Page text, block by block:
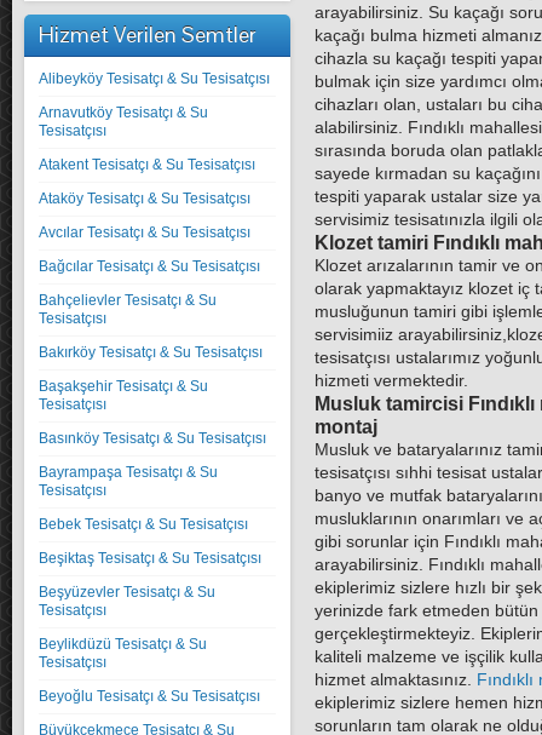
Hizmet Verilen Semtler
Alibeyköy Tesisatçı & Su Tesisatçısı
Arnavutköy Tesisatçı & Su
Tesisatçısı
Atakent Tesisatçı & Su Tesisatçısı
Ataköy Tesisatçı & Su Tesisatçısı
Avcılar Tesisatçı & Su Tesisatçısı
Bağcılar Tesisatçı & Su Tesisatçısı
Bahçelievler Tesisatçı & Su
Tesisatçısı
Bakırköy Tesisatçı & Su Tesisatçısı
Başakşehir Tesisatçı & Su
Tesisatçısı
Basınköy Tesisatçı & Su Tesisatçısı
Bayrampaşa Tesisatçı & Su
Tesisatçısı
Bebek Tesisatçı & Su Tesisatçısı
Beşiktaş Tesisatçı & Su Tesisatçısı
Beşyüzevler Tesisatçı & Su
Tesisatçısı
Beylikdüzü Tesisatçı & Su
Tesisatçısı
Beyoğlu Tesisatçı & Su Tesisatçısı
Büyükçekmece Tesisatçı & Su
arayabilirsiniz. Su kaçağı
kaçağı bulma hizmeti
cihazla su kaçağı tespiti
bulmak için size yardımcı
cihazları olan, ustaları bu
alabilirsiniz. Fındıklı
sırasında boruda olan
sayede kırmadan su
tespiti yaparak ustalar size
servisimiz tesisatınızla ilgili
Klozet tamiri Fındıklı
Klozet arızalarının tamir ve
olarak yapmaktayız klozet iç
musluğunun tamiri gibi
servisimiiz
tesisatçısı ustalarımız
hizmeti vermektedir.
Musluk tamircisi
montaj
Musluk ve bataryalarınız
tesisatçısı sıhhi tesisat
banyo ve mutfak
musluklarının onarımları ve
gibi sorunlar için Fındıklı
arayabilirsiniz. Fındıklı
ekiplerimiz sizlere hızlı bir
yerinizde fark etmeden
gerçekleştirmekteyiz.
kaliteli malzeme ve işçilik
hizmet almaktasınız.
ekiplerimiz sizlere hemen
sorunların tam olarak ne